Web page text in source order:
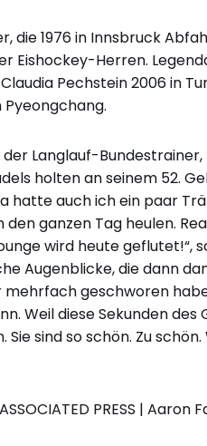
die 1976 in Innsbruck
Eishockey-Herren.
Pechstein 2006 in
Pyeongchang.
Langlauf-
holten an seinem 52.
hatte auch ich ein paar
ganzen Tag heulen.
wird heute
Augenblicke, die dann
mehrfach geschworen
Weil diese Sekunden
sind so schön. Zu
PRESS | Aaron